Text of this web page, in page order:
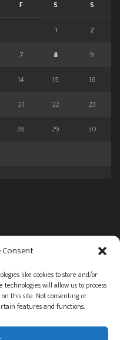
like cookies to store and/or
will allow us to process
this site. Not consenting or
features and functions.
F S S
1
2
7 8
9
14 15
16
21 22
23
28 29
30